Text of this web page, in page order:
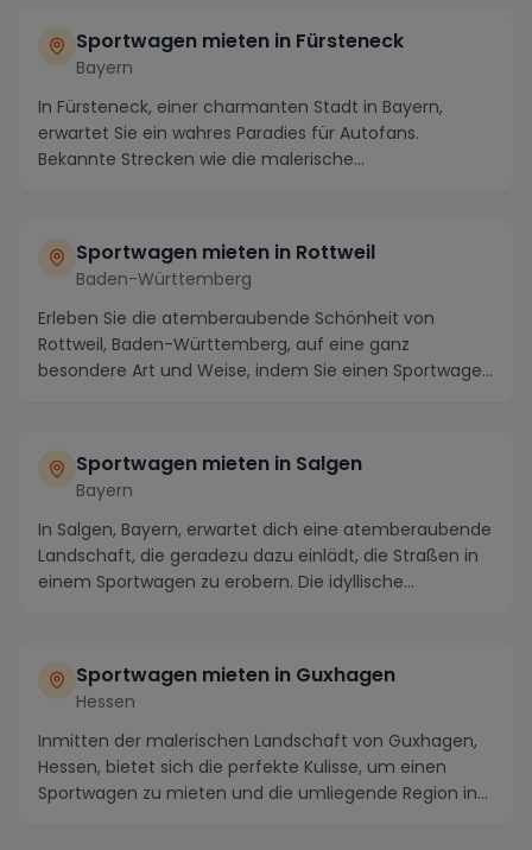
Sportwagen mieten in Fürsteneck
Bayern
In Fürsteneck, einer charmanten Stadt in Bayern,
erwartet Sie ein wahres Paradies für Autofans.
Bekannte Strecken wie die malerische
Sportwagen mieten in Rottweil
Baden-Württemberg
Erleben Sie die atemberaubende Schönheit von
Rottweil, Baden-Württemberg, auf eine ganz
besondere Art und Weise, indem Sie einen Sportwagen
Sportwagen mieten in Salgen
Bayern
In Salgen, Bayern, erwartet dich eine atemberaubende
Landschaft, die geradezu dazu einlädt, die Straßen in
einem Sportwagen zu erobern. Die idyllische...
Sportwagen mieten in Guxhagen
Hessen
Inmitten der malerischen Landschaft von Guxhagen,
Hessen, bietet sich die perfekte Kulisse, um einen
Sportwagen zu mieten und die umliegende Region in...